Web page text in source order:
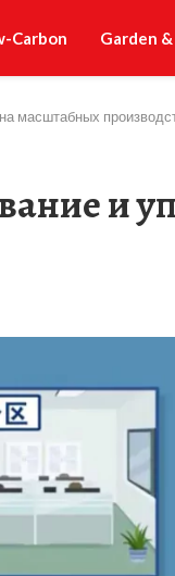
Carbon Garden
масштабных
и